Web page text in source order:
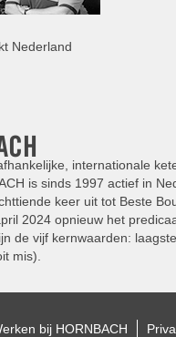
Nederland
internationale
is sinds 1997 actief in
keer uit tot Beste
2024 opnieuw het
de vijf kernwaarden:
mis).
bij HORNBACH